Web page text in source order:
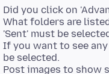
Did you click on
What folders are
'Sent' must be
If you want to see
be selected.